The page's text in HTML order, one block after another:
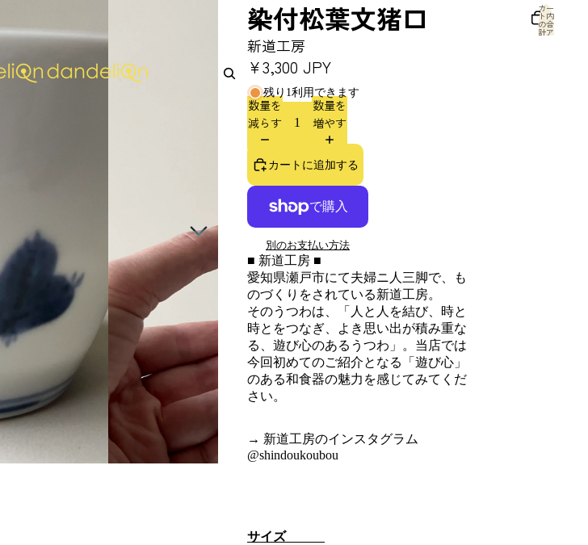
アカウント
その他のログインオプション
注文
カー
ト内
の合
計ア
イテ
染付松葉文猪口
新道工房
¥3,300 JPY
残り1利用できます
数量を
減らす
数量を
増やす
カートに追加する
別のお支払い方法
■ 新道工房 ■
愛知県瀬戸市にて夫婦ニ人三脚で、も
のづくりをされている新道工房。
そのうつわは、「 人と人を結び、時と
時とをつなぎ、よき思い出が積み重な
る、遊び心のあるうつわ」。当店では
今回初めてのご紹介となる「 遊び心」
のある和食器の魅力を感じてみてくだ
さい。
→ 新道工房のインスタグラム
@shindoukoubou
サイズ